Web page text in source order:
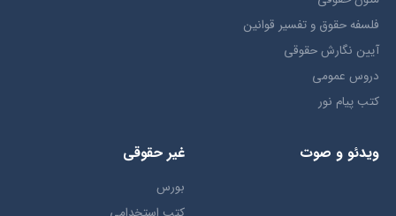
فلسفه حقوق و تفسیر قوانین
آیین نگارش حقوقی
دروس عمومی
کتب پیام نور
ویدئو و صوت غیر حقوقی
بورس